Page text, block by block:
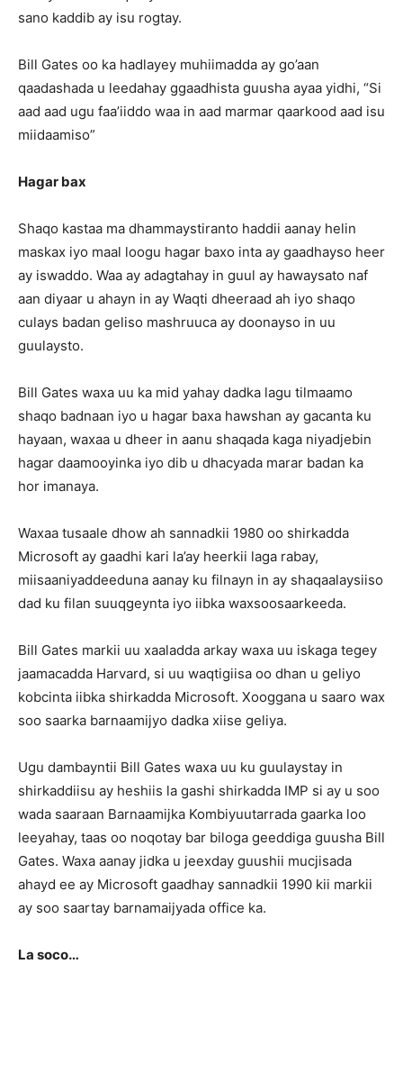
sano kaddib ay isu rogtay.
Bill Gates oo ka hadlayey muhiimadda ay go’aan
qaadashada u leedahay ggaadhista guusha ayaa yidhi, “Si
aad aad ugu faa’iiddo waa in aad marmar qaarkood aad isu
miidaamiso”
Hagar bax
Shaqo kastaa ma dhammaystiranto haddii aanay helin
maskax iyo maal loogu hagar baxo inta ay gaadhayso heer
ay iswaddo. Waa ay adagtahay in guul ay hawaysato naf
aan diyaar u ahayn in ay Waqti dheeraad ah iyo shaqo
culays badan geliso mashruuca ay doonayso in uu
guulaysto.
Bill Gates waxa uu ka mid yahay dadka lagu tilmaamo
shaqo badnaan iyo u hagar baxa hawshan ay gacanta ku
hayaan, waxaa u dheer in aanu shaqada kaga niyadjebin
hagar daamooyinka iyo dib u dhacyada marar badan ka
hor imanaya.
Waxaa tusaale dhow ah sannadkii 1980 oo shirkadda
Microsoft ay gaadhi kari la’ay heerkii laga rabay,
miisaaniyaddeeduna aanay ku filnayn in ay shaqaalaysiiso
dad ku filan suuqgeynta iyo iibka waxsoosaarkeeda.
Bill Gates markii uu xaaladda arkay waxa uu iskaga tegey
jaamacadda Harvard, si uu waqtigiisa oo dhan u geliyo
kobcinta iibka shirkadda Microsoft. Xooggana u saaro wax
soo saarka barnaamijyo dadka xiise geliya.
Ugu dambayntii Bill Gates waxa uu ku guulaystay in
shirkaddiisu ay heshiis la gashi shirkadda IMP si ay u soo
wada saaraan Barnaamijka Kombiyuutarrada gaarka loo
leeyahay, taas oo noqotay bar biloga geeddiga guusha Bill
Gates. Waxa aanay jidka u jeexday guushii mucjisada
ahayd ee ay Microsoft gaadhay sannadkii 1990 kii markii
ay soo saartay barnamaijyada office ka.
La soco…